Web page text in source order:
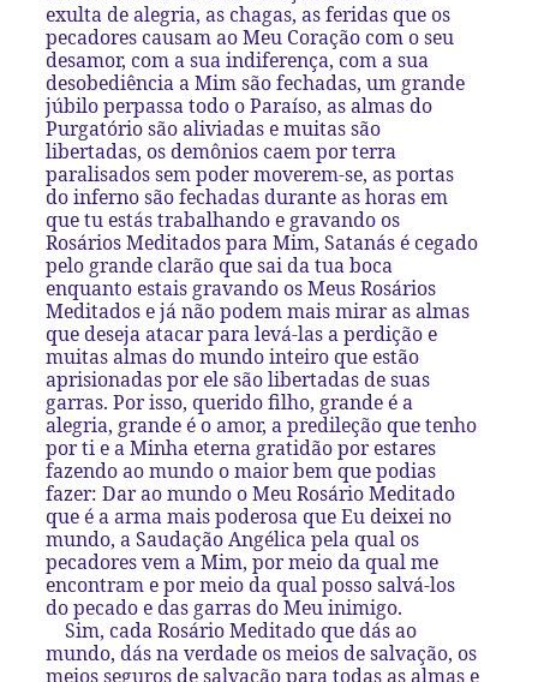
exulta de alegria, as chagas, as feridas que os
pecadores causam ao Meu Coração com o seu
desamor, com a sua indiferença, com a sua
desobediência a Mim são fechadas, um grande
júbilo perpassa todo o Paraíso, as almas do
Purgatório são aliviadas e muitas são
libertadas, os demônios caem por terra
paralisados sem poder moverem-se, as portas
do inferno são fechadas durante as horas em
que tu estás trabalhando e gravando os
Rosários Meditados para Mim, Satanás é cegado
pelo grande clarão que sai da tua boca
enquanto estais gravando os Meus Rosários
Meditados e já não podem mais mirar as almas
que deseja atacar para levá-las a perdição e
muitas almas do mundo inteiro que estão
aprisionadas por ele são libertadas de suas
garras. Por isso, querido filho, grande é a
alegria, grande é o amor, a predileção que tenho
por ti e a Minha eterna gratidão por estares
fazendo ao mundo o maior bem que podias
fazer: Dar ao mundo o Meu Rosário Meditado
que é a arma mais poderosa que Eu deixei no
mundo, a Saudação Angélica pela qual os
pecadores vem a Mim, por meio da qual me
encontram e por meio da qual posso salvá-los
do pecado e das garras do Meu inimigo.
Sim, cada Rosário Meditado que dás ao
mundo, dás na verdade os meios de salvação, os
meios seguros de salvação para todas as almas e